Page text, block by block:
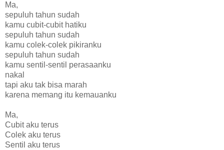
Ma,
sepuluh tahun sudah
kamu cubit-cubit hatiku
sepuluh tahun sudah
kamu colek-colek pikiranku
sepuluh tahun sudah
kamu sentil-sentil perasaanku
nakal
tapi aku tak bisa marah
karena memang itu kemauanku
Ma,
Cubit aku terus
Colek aku terus
Sentil aku terus